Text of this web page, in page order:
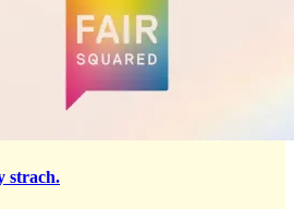
strach.